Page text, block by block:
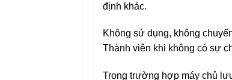
định khác.
Không sử dụng, không
Thành viên khi không có sự
Trong trường hợp máy chủ